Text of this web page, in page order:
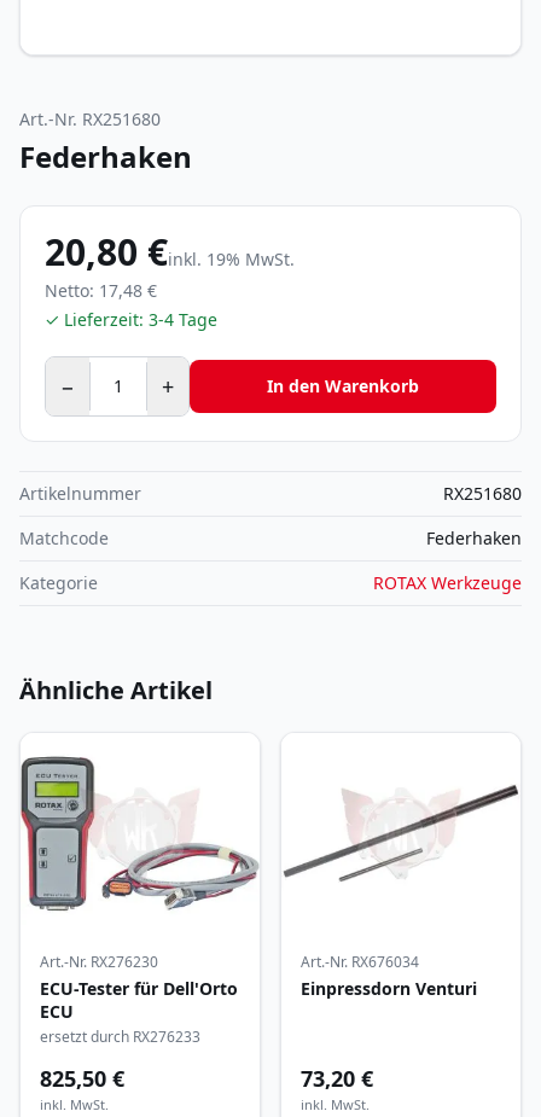
Art.-Nr. RX251680
Federhaken
20,80 €inkl. 19% MwSt.
Netto: 17,48 €
✓ Lieferzeit: 3-4 Tage
− + In den Warenkorb
Artikelnummer
RX251680
Matchcode
Federhaken
Kategorie
ROTAX Werkzeuge
Ähnliche Artikel
Art.-Nr. RX276230
ECU-Tester für Dell'Orto
ECU
ersetzt durch RX276233
825,50 €
inkl. MwSt.
Art.-Nr. RX676034
Einpressdorn Venturi
73,20 €
inkl. MwSt.